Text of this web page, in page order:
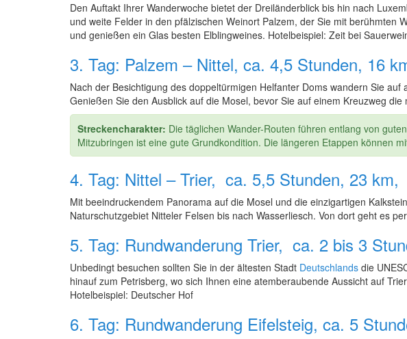
Den Auftakt Ihrer Wanderwoche bietet der Dreiländerblick bis hin nach
und weite Felder in den pfälzischen Weinort Palzem, der Sie mit
und genießen ein Glas besten Elblingweines. Hotelbeispiel: Zeit bei
3. Tag: Palzem – Nittel, ca. 4,5 Stunden, 16
Nach der Besichtigung des doppeltürmigen Helfanter Doms wandern Sie
Genießen Sie den Ausblick auf die Mosel, bevor Sie auf einem Kreuzweg
Streckencharakter: Die täglichen Wander-Routen führen entlang von
Mitzubringen ist eine gute Grundkondition. Die längeren Etappen können
4. Tag: Nittel – Trier, ca. 5,5 Stunden, 23
Mit beeindruckendem Panorama auf die Mosel und die einzigartigen
Naturschutzgebiet Nitteler Felsen bis nach Wasserliesch. Von dort geht es
5. Tag: Rundwanderung Trier, ca. 2 bis 3
Unbedingt besuchen sollten Sie in der ältesten Stadt Deutschlands die
hinauf zum Petrisberg, wo sich Ihnen eine atemberaubende Aussicht auf
Hotelbeispiel: Deutscher Hof
6. Tag: Rundwanderung Eifelsteig, ca. 5